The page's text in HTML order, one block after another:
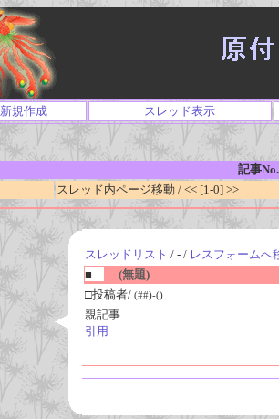
新規作成 スレッド表示
記事
スレッド内ページ移動 / << [1-0] >>
スレッドリスト / - / レスフォームへ
■
(無題)
□投稿者/ (##)-()
親記事
引用